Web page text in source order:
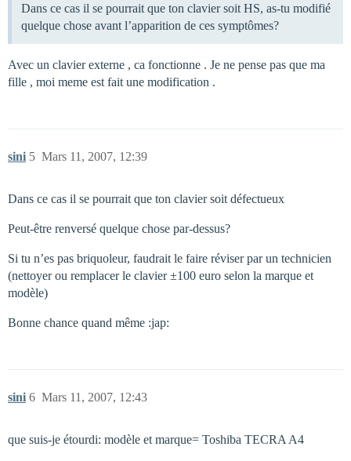
Dans ce cas il se pourrait que ton clavier soit HS, as-tu modifié
quelque chose avant l’apparition de ces symptômes?
Avec un clavier externe , ca fonctionne . Je ne pense pas que ma
fille , moi meme est fait une modification .
sini Mars 11, 2007, 12:39
5
Dans ce cas il se pourrait que ton clavier soit défectueux
Peut-être renversé quelque chose par-dessus?
Si tu n’es pas briquoleur, faudrait le faire réviser par un technicien
(nettoyer ou remplacer le clavier ±100 euro selon la marque et
modèle)
Bonne chance quand même :jap:
sini Mars 11, 2007, 12:43
6
que suis-je étourdi: modèle et marque= Toshiba TECRA A4